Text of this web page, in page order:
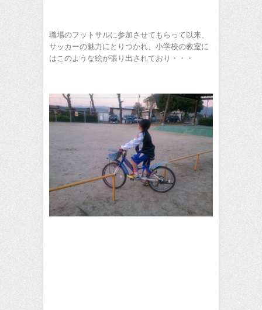
職場のフットサルに参加させてもらって以来、
サッカーの魅力にとりつかれ、小学校の教室に
はこのような絵が張り出されており・・・